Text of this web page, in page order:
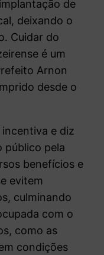
de
deixando o
Cuidar do
é um
Arnon
desde o
incentiva e diz
público pela
benefícios e
evitem
culminando
com o
como as
condições